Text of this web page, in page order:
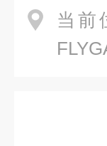
当前